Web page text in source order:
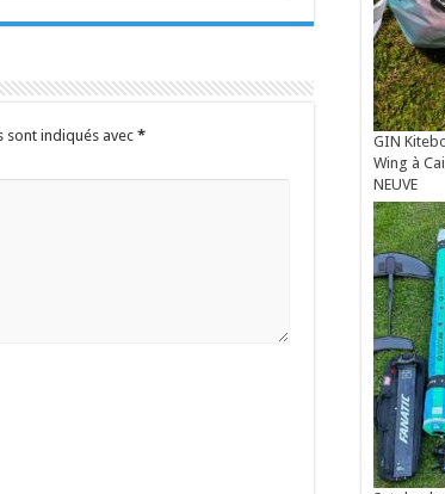
sont indiqués avec *
GIN
Wing à
NEUVE